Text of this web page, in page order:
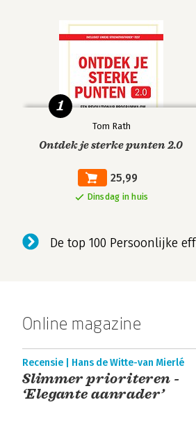
Tom Rath
Ontdek je sterke punten 2.0
25,99
Dinsdag in huis
1
De top 100 Persoonlijke
Online magazine
Recensie | Hans de Witte-van Mierlé
Slimmer prioriteren -
‘Elegante aanrader’